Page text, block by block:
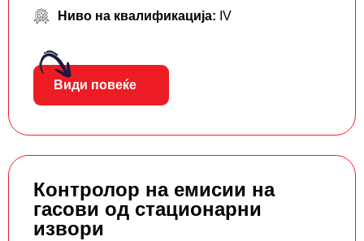
Ниво на квалификација: IV
Види повеќе
Контролор на емисии на
гасови од стационарни
извори